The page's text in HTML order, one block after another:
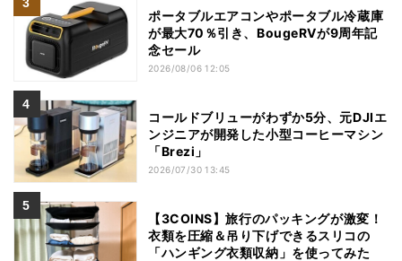
ポータブルエアコンやポータブル冷蔵庫
が最大70％引き、BougeRVが9周年記
念セール
2026/08/06 12:05
コールドブリューがわずか5分、元DJIエ
ンジニアが開発した小型コーヒーマシン
「Brezi」
2026/07/30 13:45
【3COINS】旅行のパッキングが激変！
衣類を圧縮＆吊り下げできるスリコの
「ハンギング衣類収納」を使ってみた